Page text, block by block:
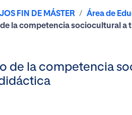
FIN DE MÁSTER
Área de
la competencia sociocultural a
de la competencia